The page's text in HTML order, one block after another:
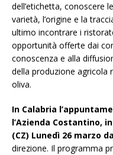
dell’etichetta, conoscere
varietà, l’origine e la
ultimo incontrare i
opportunità offerte dai
conoscenza e alla
della produzione agricola
oliva.
In Calabria
l’Azienda Costantino,
(CZ) Lunedì 26 marzo
direzione. Il programma